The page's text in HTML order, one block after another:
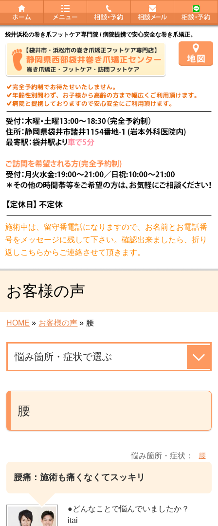
袋井浜松の巻き爪フットケア専門院 / 病院提携で安心安全な巻き爪矯正。
施術中は、留守番電話になりますので、お名前とお電話番
号をメッセージに残して下さい。確認出来ましたら、折り
返しこちらからご連絡させて頂きます。
お客様の声
HOME » お客様の声 » 腰
悩み箇所・症状で選ぶ
腰
悩み箇所・症状： 腰
腰痛：施術も痛くなくてスッキリ
●どんなことで悩んでいましたか？
itai